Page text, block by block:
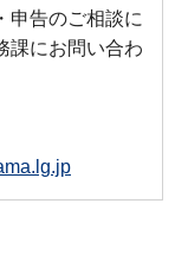
申告のご相談に
課にお問い合わ